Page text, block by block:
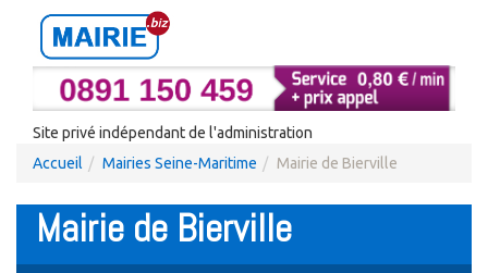
Site privé indépendant de l'administration
Accueil
Mairies Seine-Maritime Mairie de Bierville
Mairie de Bierville